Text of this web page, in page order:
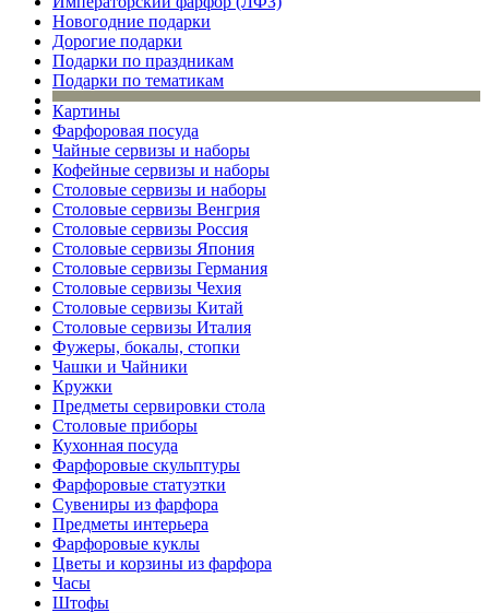
Новогодние подарки
Дорогие подарки
Подарки по праздникам
Подарки по тематикам
Картины
Фарфоровая посуда
Чайные сервизы и наборы
Кофейные сервизы и наборы
Столовые сервизы и наборы
Столовые сервизы Венгрия
Столовые сервизы Россия
Столовые сервизы Япония
Столовые сервизы Германия
Столовые сервизы Чехия
Столовые сервизы Китай
Столовые сервизы Италия
Фужеры, бокалы, стопки
Чашки и Чайники
Кружки
Предметы сервировки стола
Столовые приборы
Кухонная посуда
Фарфоровые скульптуры
Фарфоровые статуэтки
Сувениры из фарфора
Предметы интерьера
Фарфоровые куклы
Цветы и корзины из фарфора
Часы
Штофы